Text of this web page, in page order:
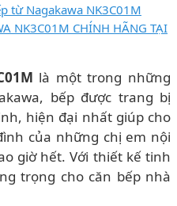
từ Nagakawa NK3C01M
NK3C01M CHÍNH HÃNG TẠI
là một trong những
bếp được trang bị
hiện đại nhất giúp cho
của những chị em nội
giờ hết. Với thiết kế tinh
trọng cho căn bếp nhà